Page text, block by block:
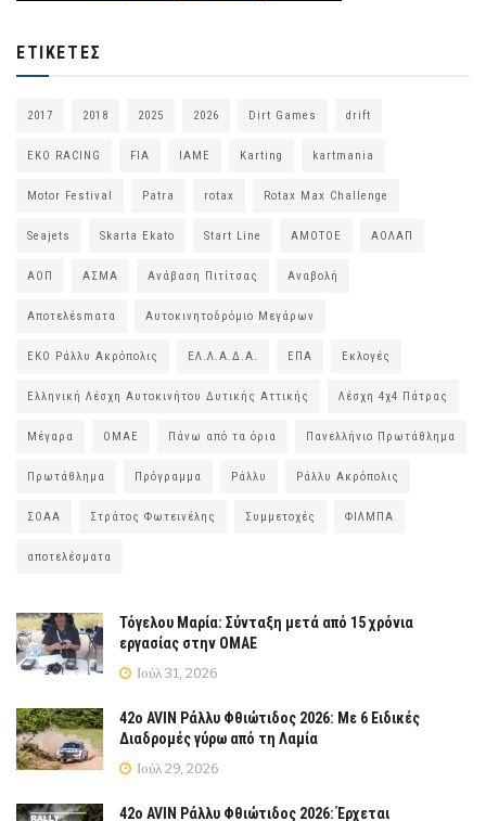
ΕΤΙΚΈΤΕΣ
2017 2018 2025 2026 Dirt Games drift
EKO RACING FIA IAME Karting kartmania
Motor Festival Patra rotax Rotax Max Challenge
Seajets Skarta Ekato Start Line ΑΜΟΤΟΕ ΑΟΛΑΠ
ΑΟΠ ΑΣΜΑ Ανάβαση Πιτίτσας Αναβολή
Αποτελέsmατα Αυτοκινητοδρόμιο Μεγάρων
ΕΚΟ Ράλλυ Ακρόπολις ΕΛ.Λ.Α.Δ.Α. ΕΠΑ Εκλογές
Ελληνική Λέσχη Αυτοκινήτου Δυτικής Αττικής Λέσχη 4χ4 Πάτρας
Μέγαρα ΟΜΑΕ Πάνω από τα όρια Πανελλήνιο Πρωτάθλημα
Πρωτάθλημα Πρόγραμμα Ράλλυ Ράλλυ Ακρόπολις
ΣΟΑΑ Στράτος Φωτεινέλης Συμμετοχές ΦΙΛΜΠΑ
αποτελέσματα
Τόγελου Μαρία: Σύνταξη μετά από 15 χρόνια
εργασίας στην ΟΜΑΕ
Ιούλ 31, 2026
42ο AVIN Ράλλυ Φθιώτιδος 2026: Με 6 Ειδικές
Διαδρομές γύρω από τη Λαμία
Ιούλ 29, 2026
42ο AVIN Ράλλυ Φθιώτιδος 2026: Έρχεται